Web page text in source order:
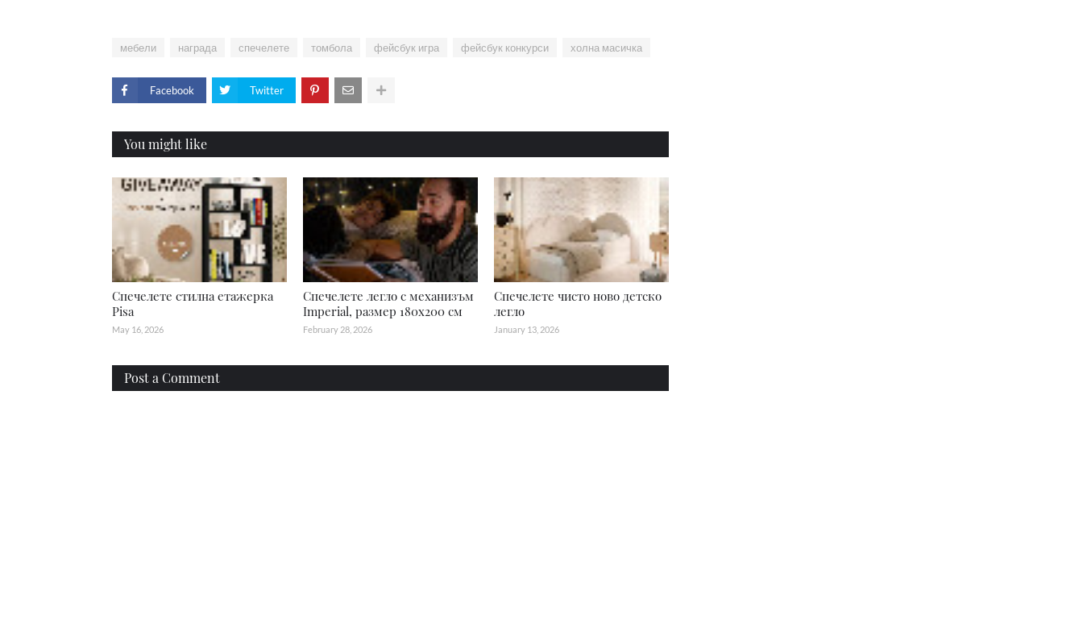
мебели награда спечелете томбола фейсбук игра фейсбук конкурси холна масичка
Facebook Twitter
You might like
Спечелете стилна етажерка
Pisa
May 16, 2026
Спечелете легло с механизъм
Imperial, размер 180x200 см
February 28, 2026
Спечелете чисто ново детско
легло
January 13, 2026
Post a Comment